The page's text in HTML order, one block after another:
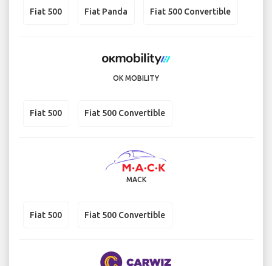
Fiat 500 Fiat Panda Fiat 500 Convertible
OK MOBILITY
Fiat 500 Fiat 500 Convertible
MACK
Fiat 500 Fiat 500 Convertible